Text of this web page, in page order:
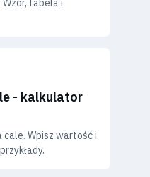
- kalkulator
cale. Wpisz wartość i